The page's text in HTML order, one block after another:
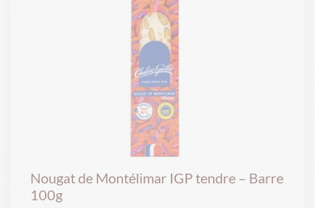
Nougat de Montélimar IGP tendre – Barre
100g